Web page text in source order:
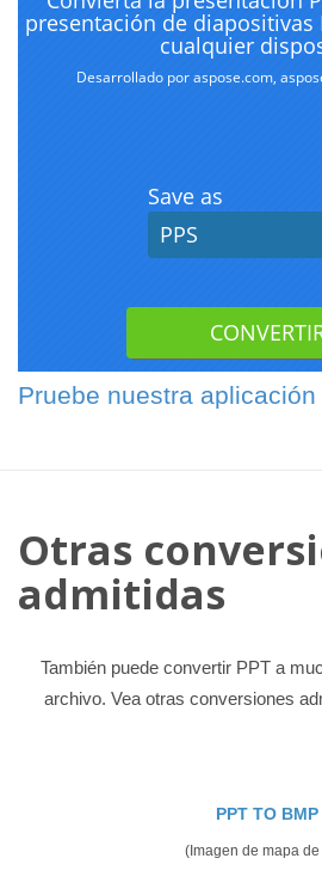
Pruebe nuestra
Otras
admitidas
También puede convertir PPT a
archivo. Vea otras conversiones
PPT TO BMP
(Imagen de mapa de